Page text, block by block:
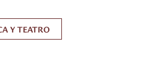
Y TEATRO